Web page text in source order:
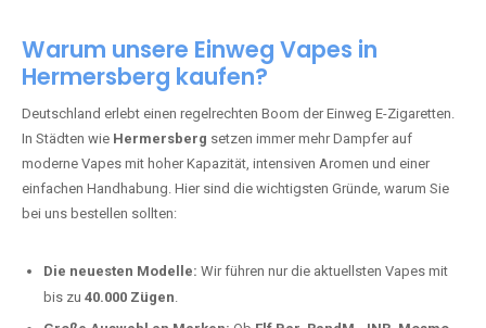
Warum unsere Einweg Vapes in
Hermersberg kaufen?
Deutschland erlebt einen regelrechten Boom der Einweg E-Zigaretten.
In Städten wie Hermersberg setzen immer mehr Dampfer auf
moderne Vapes mit hoher Kapazität, intensiven Aromen und einer
einfachen Handhabung. Hier sind die wichtigsten Gründe, warum Sie
bei uns bestellen sollten:
Die neuesten Modelle: Wir führen nur die aktuellsten Vapes mit
bis zu 40.000 Zügen.